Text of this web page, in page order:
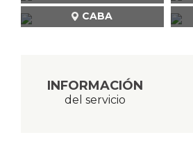
CABA
INFORMACIÓN
del servicio